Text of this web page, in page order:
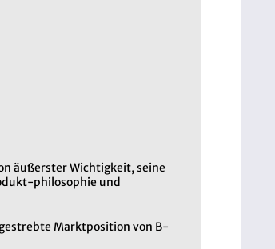
äußerster Wichtigkeit, seine
philosophie und
Marktposition von B-